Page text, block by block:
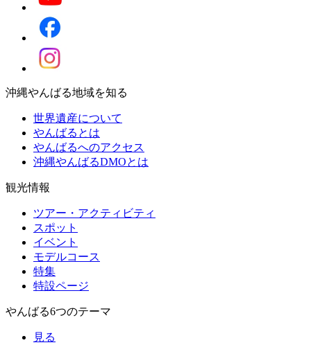
沖縄やんばる地域を知る
世界遺産について
やんばるとは
やんばるへのアクセス
沖縄やんばるDMOとは
観光情報
ツアー・アクティビティ
スポット
イベント
モデルコース
特集
特設ページ
やんばる6つのテーマ
見る